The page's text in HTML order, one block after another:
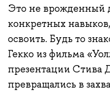
Это не врожденный
конкретных
освоить. Будь то
Гекко из фильма
презентации Стива
превращались в